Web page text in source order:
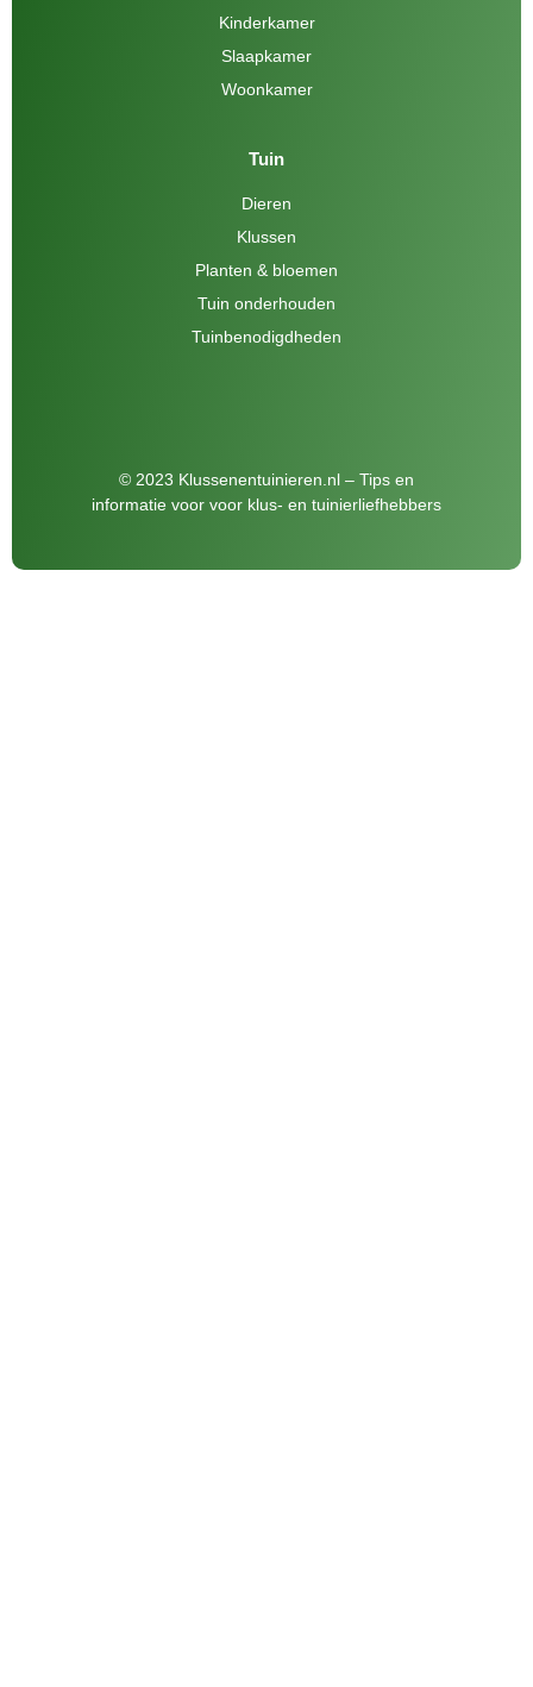
Kinderkamer
Slaapkamer
Woonkamer
Tuin
Dieren
Klussen
Planten & bloemen
Tuin onderhouden
Tuinbenodigdheden
© 2023 Klussenentuinieren.nl – Tips en
informatie voor voor klus- en tuinierliefhebbers